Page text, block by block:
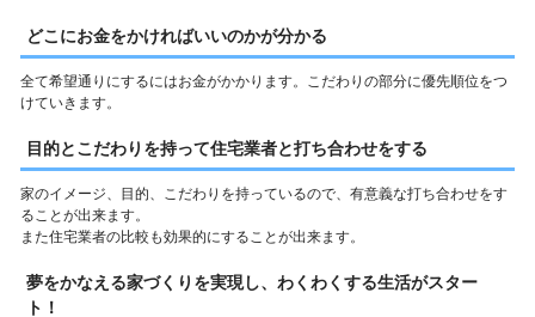
どこにお金をかければいいのかが分かる
全て希望通りにするにはお金がかかります。こだわりの部分に優先順位をつ
けていきます。
目的とこだわりを持って住宅業者と打ち合わせをする
家のイメージ、目的、こだわりを持っているので、有意義な打ち合わせをす
ることが出来ます。
また住宅業者の比較も効果的にすることが出来ます。
夢をかなえる家づくりを実現し、わくわくする生活がスター
ト！